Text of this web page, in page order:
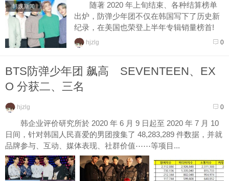
韩娱新闻
随著 2020 年上旬结束、各种结算榜单
出炉，防弹少年团不仅在韩国写下了历史新
纪录，在美国也荣登上半年专辑销量榜首!
Nielsen Music 本周公布了美国的音乐市场
报告，其中...
0
hjzlg
BTS防弹少年团 飙高 SEVENTEEN、EX
O 分获二、三名
0
hjzlg
韩企业评价研究所於 2020 年 6 月 9 日起至 2020 年 7 月 10
日间，针对韩国人民喜爱的男团搜集了 48,283,289 件数据，并就
品牌参与、互动、媒体表现、社群价值⋯⋯等项目...